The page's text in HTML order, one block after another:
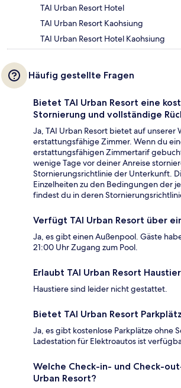
TAI Urban Resort Hotel
TAI Urban Resort Kaohsiung
TAI Urban Resort Hotel Kaohsiung
Häufig gestellte Fragen
Bietet TAI Urban Resort eine
Stornierung und vollständige
Ja, TAI Urban Resort bietet auf unserer
erstattungsfähige Zimmer. Wenn du
erstattungsfähigen Zimmertarif
wenige Tage vor deiner Anreise
Stornierungsrichtlinie der Unterkunft.
Einzelheiten zu den Bedingungen der
findest du in deren
Verfügt TAI Urban Resort über
Ja, es gibt einen Außenpool. Gäste
21:00 Uhr Zugang zum Pool.
Erlaubt TAI Urban Resort
Haustiere sind leider nicht gestattet.
Bietet TAI Urban Resort
Ja, es gibt kostenlose Parkplätze ohne
Ladestation für Elektroautos ist
Welche Check-in- und Check-
Urban Resort?